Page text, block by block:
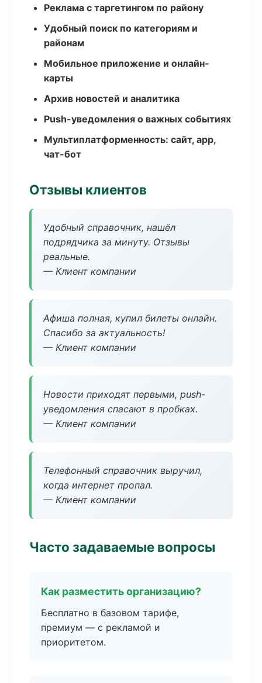
Реклама с таргетингом по району
Удобный поиск по категориям и
районам
Мобильное приложение и онлайн-
карты
Архив новостей и аналитика
Push-уведомления о важных событиях
Мультиплатформенность: сайт, app,
чат-бот
Отзывы клиентов
Удобный справочник, нашёл
подрядчика за минуту. Отзывы
реальные.
— Клиент компании
Афиша полная, купил билеты онлайн.
Спасибо за актуальность!
— Клиент компании
Новости приходят первыми, push-
уведомления спасают в пробках.
— Клиент компании
Телефонный справочник выручил,
когда интернет пропал.
— Клиент компании
Часто задаваемые вопросы
Как разместить организацию?
Бесплатно в базовом тарифе,
премиум — с рекламой и
приоритетом.